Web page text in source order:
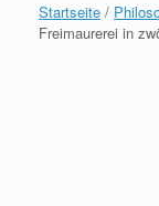
Startseite /
Freimaurerei in